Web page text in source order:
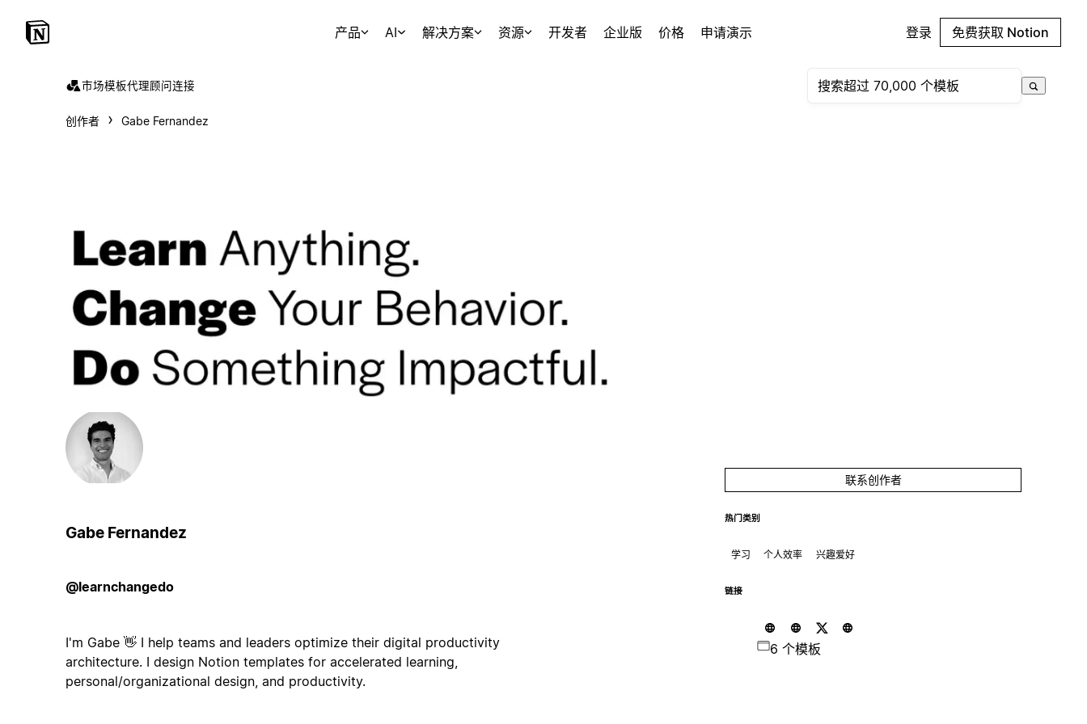
产品 AI 解决方案 资源 开发者 企业版 价格 申请演示 登录 免费获取 Notion
市场模板代理顾问连接
创作者 Gabe Fernandez
Gabe Fernandez
@learnchangedo
I'm Gabe 👋 I help teams and leaders optimize their digital productivity
architecture. I design Notion templates for accelerated learning,
personal/organizational design, and productivity.
联系创作者
热门类别
学习 个人效率 兴趣爱好
链接
6 个模板